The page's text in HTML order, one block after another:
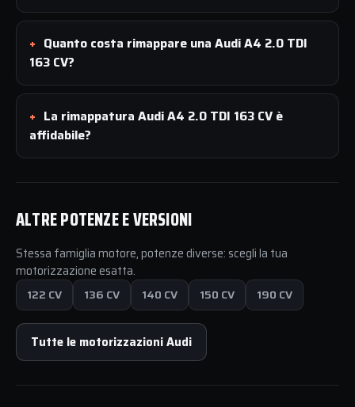
Quanto costa rimappare una Audi A4 2.0 TDI
163 CV?
La rimappatura Audi A4 2.0 TDI 163 CV è
affidabile?
ALTRE POTENZE E VERSIONI
Stessa famiglia motore, potenze diverse: scegli la tua
motorizzazione esatta.
122 CV
136 CV 140 CV 150 CV 190 CV
Tutte le motorizzazioni Audi